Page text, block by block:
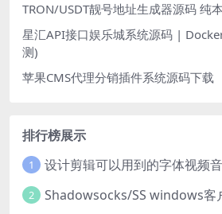
TRON/USDT靓号地址生成器源码 纯
星汇API接口娱乐城系统源码 |
测)
苹果CMS代理分销插件系统源码下载
排行榜展示
1 设计剪辑可以用到的字体视频
2 Shadowsocks/SS windows客